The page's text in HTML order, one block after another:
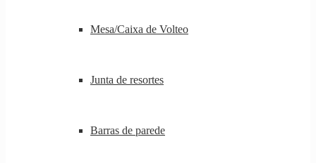
Mesa/Caixa de Volteo
Junta de resortes
Barras de parede